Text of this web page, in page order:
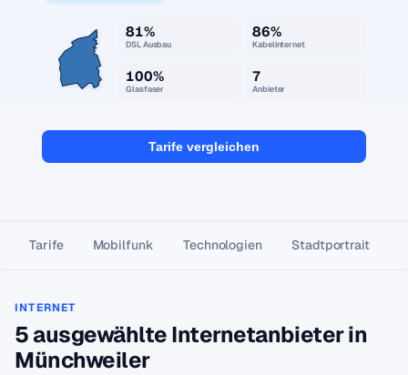
81%
DSL Ausbau
86%
Kabelinternet
100%
Glasfaser
7
Anbieter
Tarife vergleichen
Tarife Mobilfunk Technologien Stadtportrait
INTERNET
5 ausgewählte Internetanbieter in
Münchweiler